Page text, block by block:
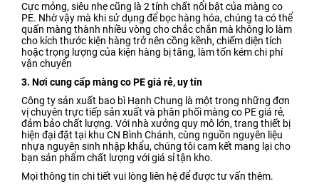
Cực mỏng, siêu nhẹ cũng là 2 tính chất nổi bật của màng co
PE. Nhờ vậy mà khi sử dụng để bọc hàng hóa, chúng ta có thể
quấn màng thành nhiều vòng cho chắc chắn mà không lo làm
cho kích thước kiện hàng trở nên cồng kềnh, chiếm diện tích
hoặc trọng lượng của kiện hàng bị tăng, làm tốn kém chi phí
vận chuyển
3. Nơi cung cấp màng co PE giá rẻ, uy tín
Công ty sản xuất bao bì Hạnh Chung là một trong những đơn
vị chuyên trực tiếp sản xuất và phân phối màng co PE giá rẻ,
đảm bảo chất lượng. Với nhà xưởng quy mô lớn, trang thiết bị
hiện đại đặt tại khu CN Bình Chánh, cùng nguồn nguyên liệu
nhựa nguyên sinh nhập khẩu, chúng tôi cam kết mang lại cho
bạn sản phẩm chất lượng với giá sỉ tận kho.
Mọi thông tin chi tiết vui lòng liên hệ để được tư vấn thêm.